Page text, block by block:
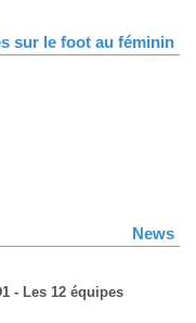
sur le foot au féminin
News
- Les 12 équipes